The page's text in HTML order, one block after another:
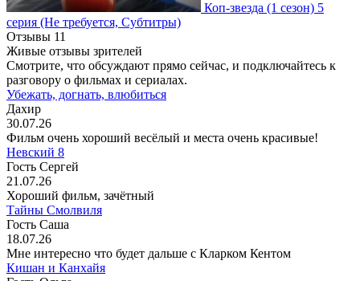
Коп-звезда (1 сезон) 5
серия (Не требуется, Субтитры)
Отзывы 11
Живые отзывы зрителей
Смотрите, что обсуждают прямо сейчас, и подключайтесь к
разговору о фильмах и сериалах.
Убежать, догнать, влюбиться
Дахир
30.07.26
Фильм очень хороший весёлый и места очень красивые!
Невский 8
Гость Сергей
21.07.26
Хороший фильм, зачётный
Тайны Смолвиля
Гость Саша
18.07.26
Мне интересно что будет дальше с Кларком Кентом
Кишан и Канхайя